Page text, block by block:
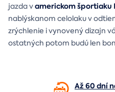
jazda vamerickom športiaku
nablýskanom celolaku v
zrýchlenie i vynovený dizajn
ostatných potom budú len
Až 60 dní